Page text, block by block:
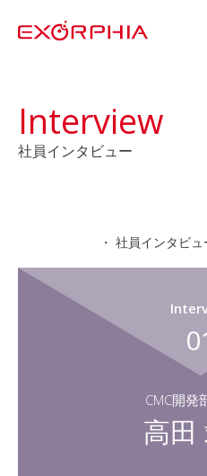
Interview
社員インタビュー
社員インタビ
CMC開発
高田